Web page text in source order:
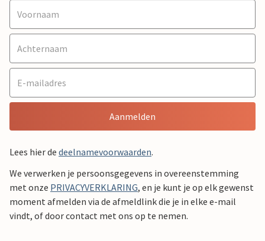
Aanmelden
Lees hier de deelnamevoorwaarden.
We verwerken je persoonsgegevens in overeenstemming
met onze PRIVACYVERKLARING, en je kunt je op elk gewenst
moment afmelden via de afmeldlink die je in elke e-mail
vindt, of door contact met ons op te nemen.